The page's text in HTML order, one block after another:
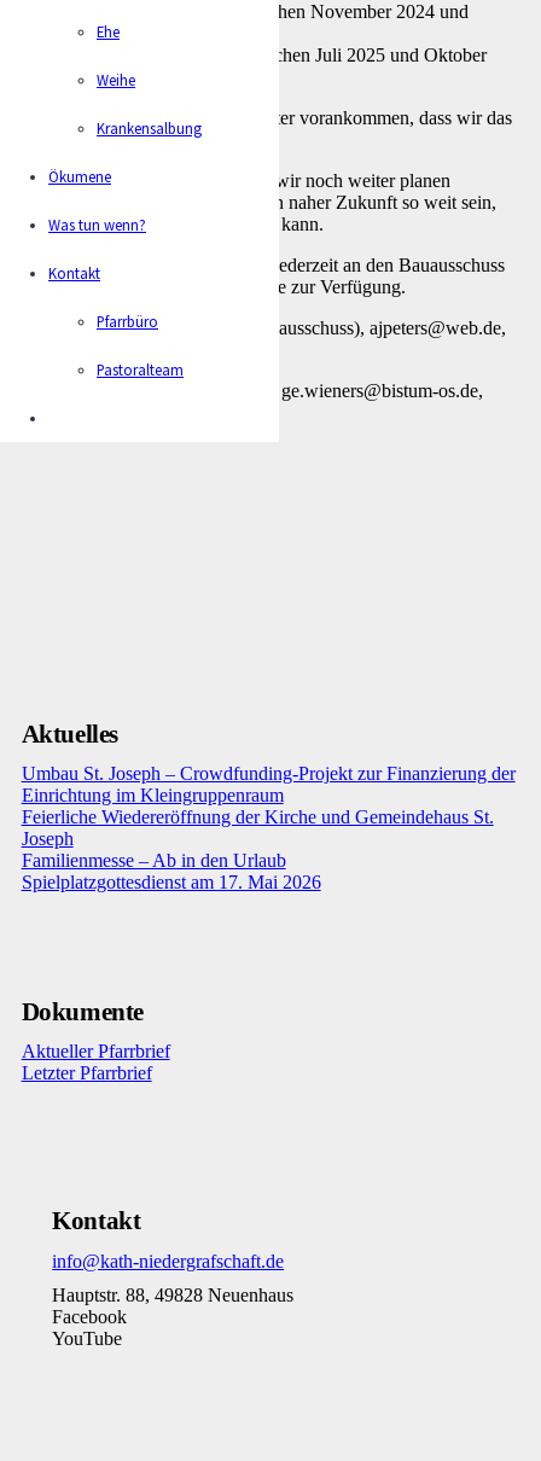
Ehe
Weihe
Krankensalbung
Ökumene
Was tun wenn?
Kontakt
Pfarrbüro
Pastoralteam
Start Baumaßnahme: zwischen November 2024 und
Februar 2025
Ende Baumaßnahme: zwischen Juli 2025 und Oktober
2025
Wir freuen uns, dass wir jetzt weiter vorankommen, dass wir das
Projekt umsetzen dürfen.
In den nächsten Wochen werden wir noch weiter planen
(müssen) und dann wird es aber in naher Zukunft so weit sein,
dass die Baumaßnahme beginnen kann.
Fragen und Anregungen können jederzeit an den Bauausschuss
gerichtet werden. Wir stehen gerne zur Verfügung.
Andreas Peters (Vorsitzender Bauausschuss), ajpeters@web.de,
Gerd Wieners (Pfarrbeauftragter), ge.wieners@bistum-os.de,
0151 70 23 7100
Aktuelles
Umbau St. Joseph – Crowdfunding-Projekt zur Finanzierung der
Einrichtung im Kleingruppenraum
Feierliche Wiedereröffnung der Kirche und Gemeindehaus St.
Joseph
Familienmesse – Ab in den Urlaub
Spielplatzgottesdienst am 17. Mai 2026
Dokumente
Aktueller Pfarrbrief
Letzter Pfarrbrief
Kontakt
info@kath-niedergrafschaft.de
Hauptstr. 88, 49828 Neuenhaus
Facebook
YouTube